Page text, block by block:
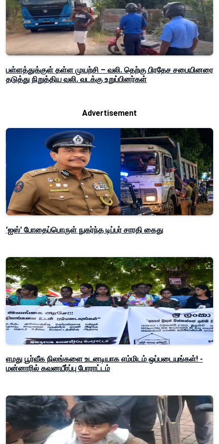
பள்ளத்துக்குள் தள்ள முயற்சி – வலி. தெற்கு பிரதேச சபையினரை
தடுத்து நிறுத்திய வலி. வடக்கு உறுப்பினர்கள்
Advertisement
'ஐஸ்' போதைப்பொருள் நுகர்ந்த டிப்பர் சாரதி கைது
எமது பூர்வீக நிலங்களை உடனடியாக எம்மிடம் ஒப்படையுங்கள்! -
மன்னாரில் கவனயீர்ப்பு போராட்டம்